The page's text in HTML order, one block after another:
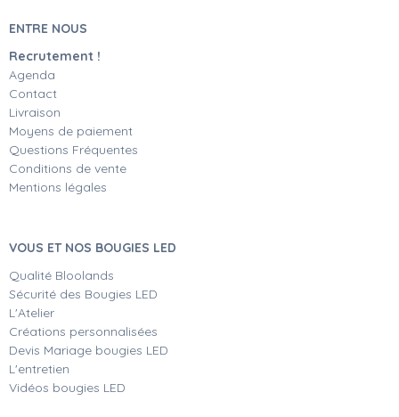
ENTRE NOUS
Recrutement !
Agenda
Contact
Livraison
Moyens de paiement
Questions Fréquentes
Conditions de vente
Mentions légales
VOUS ET NOS BOUGIES LED
Qualité Bloolands
Sécurité des Bougies LED
L'Atelier
Créations personnalisées
Devis Mariage bougies LED
L'entretien
Vidéos bougies LED